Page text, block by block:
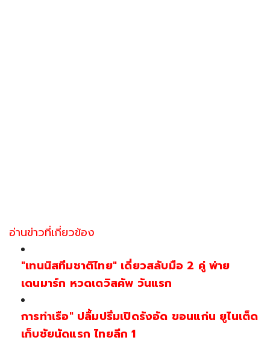
อ่านข่าวที่เกี่ยวข้อง
"เทนนิสทีมชาติไทย" เดี่ยวสลับมือ 2 คู่ พ่าย
เดนมาร์ก หวดเดวิสคัพ วันแรก
การท่าเรือ" ปลื้มปริ่มเปิดรังอัด ขอนแก่น ยูไนเต็ด
เก็บชัยนัดแรก ไทยลีก 1